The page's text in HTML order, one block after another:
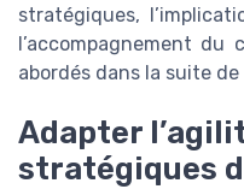
stratégiques,
l’accompagnement du
abordés dans la suite de
Adapter
stratégiques